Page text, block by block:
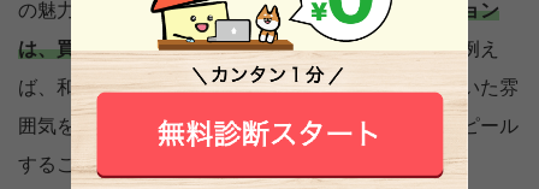
の魅力など、
物件固有の特徴を活かしたプロモーション
は、買い手の関心を引くキーポイントになります。例え
ば、和風の庭園がある物件では、その静かで落ち着いた雰
囲気を強調し、自然と一体になれる住環境としてアピール
することができます。